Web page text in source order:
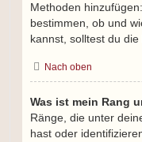
Methoden
bestimmen, ob und
kannst, solltest du
Nach oben
Was ist mein Rang
Ränge, die unter
hast oder